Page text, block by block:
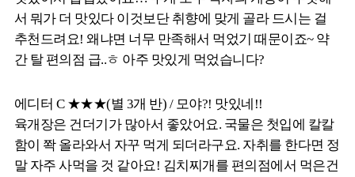
서 뭐가 더 맛있다 이것보단 취향에 맞게 골라 드시는 걸
추천드려요! 왜냐면 너무 만족해서 먹었기 때문이죠~ 약
간 탈 편의점 급..ㅎ 아주 맛있게 먹었습니다?
에디터 C ★★★(별 3개 반) / 모야?! 맛있네!!
육개장은 건더기가 많아서 좋았어요. 국물은 첫입에 칼칼
함이 쫙 올라와서 자꾸 먹게 되더라구요. 자취를 한다면 정
말 자주 사먹을 것 같아요! 김치찌개를 편의점에서 먹은건